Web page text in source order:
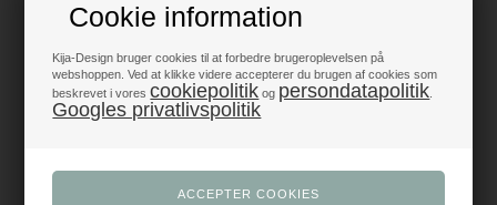
Cookie information
Kija-Design bruger cookies til at forbedre brugeroplevelsen på
webshoppen. Ved at klikke videre accepterer du brugen af cookies som
beskrevet i vorescookiepolitik og persondatapolitik
Googles privatlivspolitik
- alt til fest og dekoration
Trustpilot 5/5 - Fremragende
+1200 glade anmeldelser